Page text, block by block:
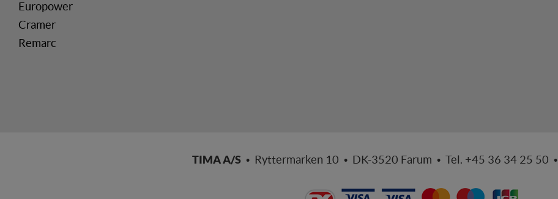
Europower
Cramer
Remarc
TIMA A/S • Ryttermarken 10 • DK-3520 Farum • Tel. +45 36 34 25 50 •